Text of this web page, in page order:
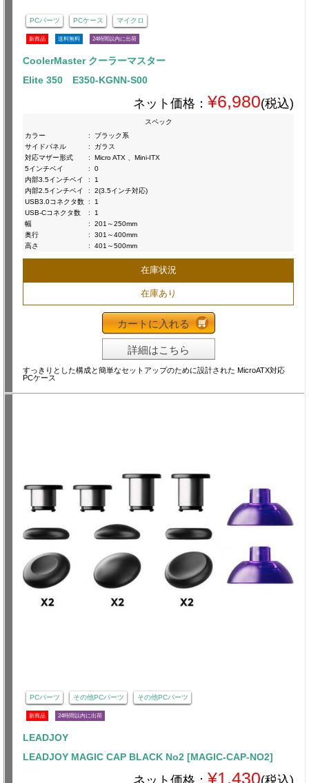
PCパーツ PCケース マイクロ
新商品 送料無料 24時間以内に出荷
CoolerMaster クーラーマスター
Elite 350 E350-KGNN-S00
ネット価格： ¥6,980(税込)
スペック
カラー
:
ブラック系
サイドパネル
:
ガラス
対応マザー形式
:
Micro ATX 、Mini-ITX
5インチベイ
:
0
内部3.5インチベイ
:
1
内部2.5インチベイ
:
2(3.5インチ対応)
USB3.0コネクタ数 :
1
USB-Cコネクタ数
:
1
幅
:
201～250mm
奥行
:
301～400mm
高さ
: 401～500mm
在庫状況
在庫あり
カートに入れる
詳細はこちら
すっきりとした構成と簡単なセットアップのために設計された MicroATX対応
PCケース
PCパーツ その他PCパーツ その他PCパーツ
新商品 24時間以内に出荷
LEADJOY
LEADJOY MAGIC CAP BLACK No2 [MAGIC-CAP-NO2]
¥1,430